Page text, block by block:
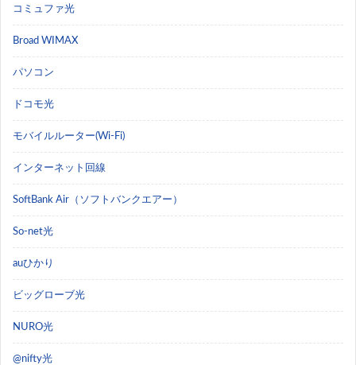
コミュファ光
Broad WIMAX
パソコン
ドコモ光
モバイルルーター(Wi-Fi)
インターネット回線
SoftBank Air（ソフトバンクエアー）
So-net光
auひかり
ビッグローブ光
NURO光
@nifty光